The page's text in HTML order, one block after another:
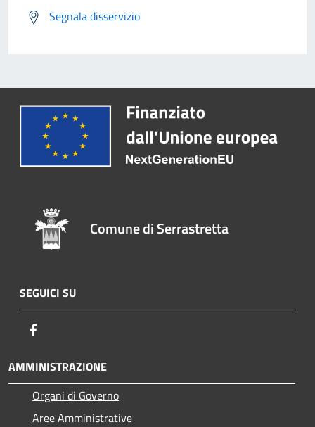
Segnala disservizio
Comune di Serrastretta
SEGUICI SU
AMMINISTRAZIONE
Organi di Governo
Aree Amministrative